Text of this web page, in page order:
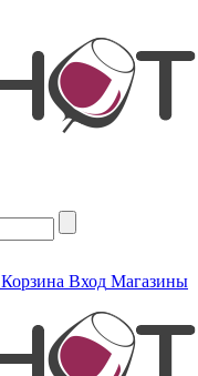
Корзина Вход Магазины